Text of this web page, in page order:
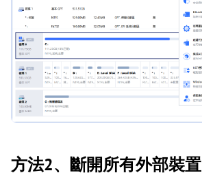
方法2、斷開所有外部裝置